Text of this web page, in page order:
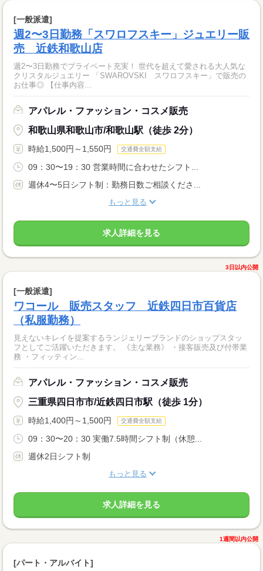
[一般派遣]
週2〜3日勤務「スワロフスキー」ジュエリー販
売 近鉄和歌山店
週2〜3日勤務でプライベート充実！ 世代を超えて愛される大人気な
クリスタルジュエリー 「SWAROVSKI スワロフスキー」で販売の
お仕事◎ 【仕事内容...
アパレル・ファッション・コスメ販売
和歌山県和歌山市/和歌山駅（徒歩 2分）
時給1,500円～1,550円 交通費全額支給
09：30〜19：30 営業時間に合わせたシフト...
週休4〜5日シフト制：勤務日数ご相談くださ...
もっと見る
求人詳細を見る
3日以内公開
[一般派遣]
ワコール 販売スタッフ 近鉄四日市百貨店
（私服勤務）
見えないキレイを提案するランジェリーブランドのショップスタッ
フとしてご活躍いただきます。 《主な業務》 ・接客販売及び付帯業
務 ・フィッティン...
アパレル・ファッション・コスメ販売
三重県四日市市/近鉄四日市駅（徒歩 1分）
時給1,400円～1,500円 交通費全額支給
09：30〜20：30 実働7.5時間シフト制（休憩...
週休2日シフト制
もっと見る
求人詳細を見る
1週間以内公開
[パート・アルバイト]